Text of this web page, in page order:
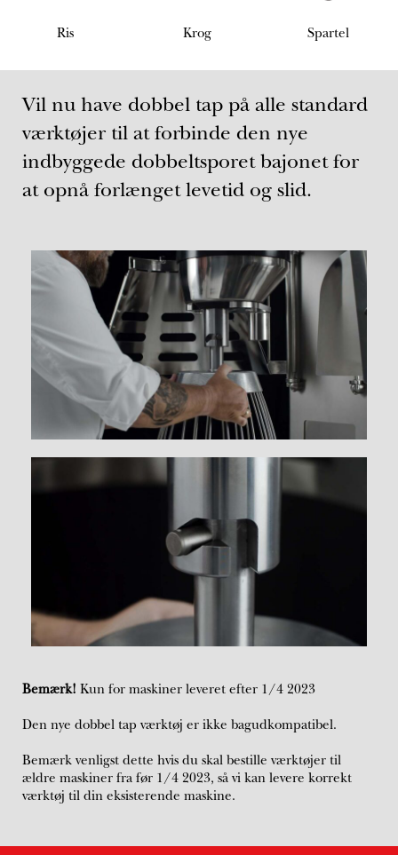
Ris Krog Spartel
Vil nu have dobbel tap på alle standard
værktøjer til at forbinde den nye
indbyggede dobbeltsporet bajonet for
at opnå forlænget levetid og slid.
Bemærk! Kun for maskiner leveret efter 1/4 2023
Den nye dobbel tap værktøj er ikke bagudkompatibel.
Bemærk venligst dette hvis du skal bestille værktøjer til
ældre maskiner fra før 1/4 2023, så vi kan levere korrekt
værktøj til din eksisterende maskine.